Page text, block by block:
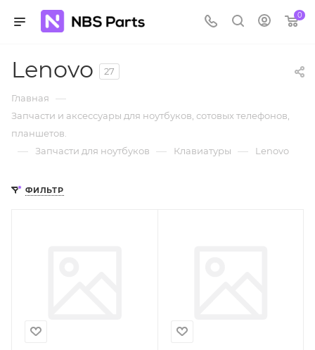
0
Lenovo 27
Главная —
Запчасти и аксессуары для ноутбуков, сотовых телефонов,
планшетов.
— Запчасти для ноутбуков — Клавиатуры — Lenovo
ФИЛЬТР